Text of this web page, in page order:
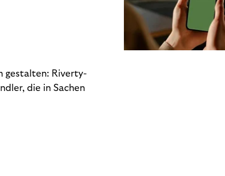
gestalten: Riverty-
die in Sachen